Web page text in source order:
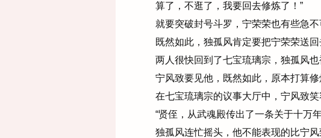
算了，不逛了，我要回去修炼了！”
就要突破封号斗罗，宁荣荣也有些急不
既然如此，独孤风肯定要把宁荣荣送回
两人很快回到了七宝琉璃宗，独孤风也
宁风致要见他，既然如此，原本打算修
在七宝琉璃宗的议事大厅中，宁风致笑
“贤侄，从武魂殿传出了一条关于十万
独孤风连忙摇头，他不能表现的比宁风